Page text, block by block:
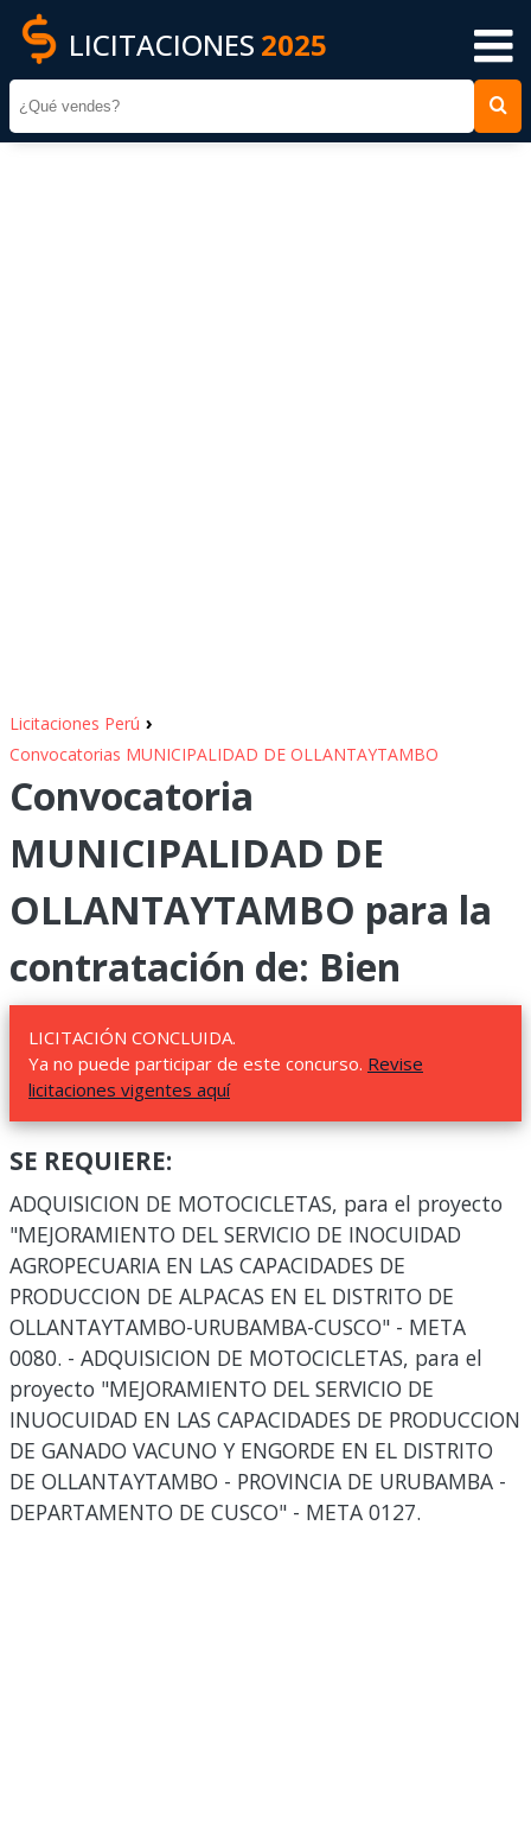
LICITACIONES 2025
Licitaciones Perú ›
Convocatorias MUNICIPALIDAD DE OLLANTAYTAMBO
Convocatoria
MUNICIPALIDAD DE
OLLANTAYTAMBO para la
contratación de: Bien
LICITACIÓN CONCLUIDA.
Ya no puede participar de este concurso. Revise
licitaciones vigentes aquí
SE REQUIERE:
ADQUISICION DE MOTOCICLETAS, para el proyecto
"MEJORAMIENTO DEL SERVICIO DE INOCUIDAD
AGROPECUARIA EN LAS CAPACIDADES DE
PRODUCCION DE ALPACAS EN EL DISTRITO DE
OLLANTAYTAMBO-URUBAMBA-CUSCO" - META
0080. - ADQUISICION DE MOTOCICLETAS, para el
proyecto "MEJORAMIENTO DEL SERVICIO DE
INUOCUIDAD EN LAS CAPACIDADES DE PRODUCCION
DE GANADO VACUNO Y ENGORDE EN EL DISTRITO
DE OLLANTAYTAMBO - PROVINCIA DE URUBAMBA -
DEPARTAMENTO DE CUSCO" - META 0127.